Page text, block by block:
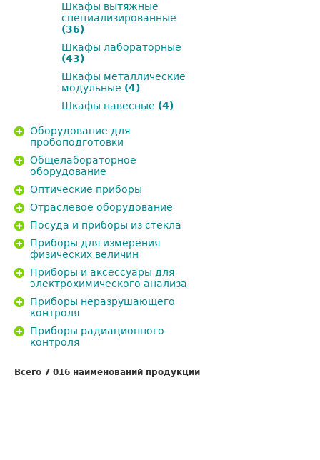
Шкафы вытяжные
специализированные
(36)
Шкафы лабораторные
(43)
Шкафы металлические
модульные (4)
Шкафы навесные (4)
Оборудование для
пробоподготовки
Общелабораторное
оборудование
Оптические приборы
Отраслевое оборудование
Посуда и приборы из стекла
Приборы для измерения
физических величин
Приборы и аксессуары для
электрохимического анализа
Приборы неразрушающего
контроля
Приборы радиационного
контроля
Всего 7 016 наименований продукции